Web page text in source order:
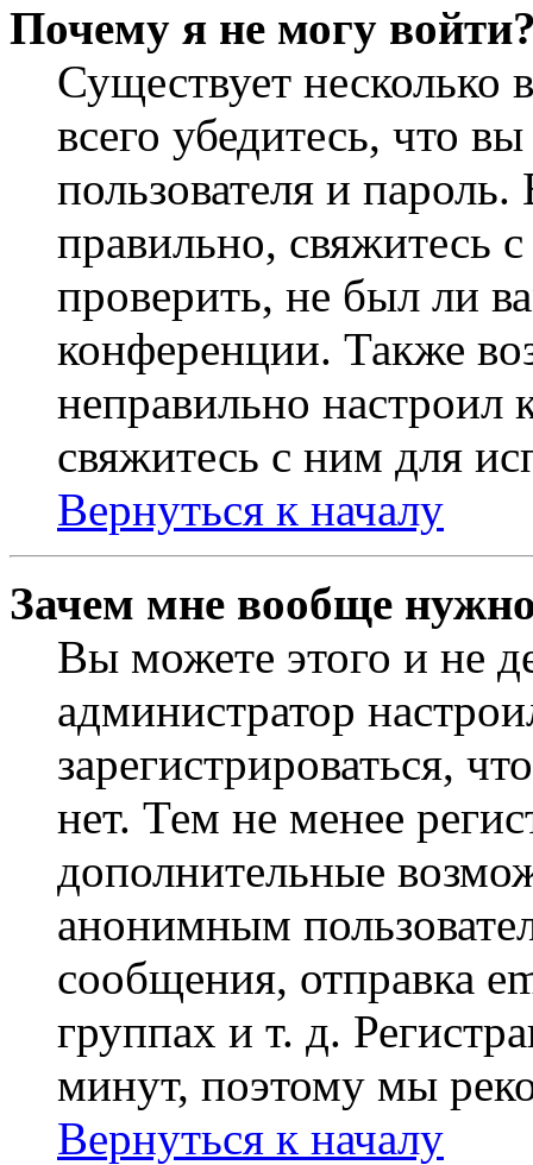
Почему я не могу
Существует
всего убедитесь, что
пользователя и
правильно, свяжитесь
проверить, не был ли
конференции. Также
неправильно
свяжитесь с ним для
Вернуться к началу
Зачем мне вообще
Вы можете этого и не
администратор
зарегистрироваться,
нет. Тем не менее
дополнительные
анонимным
сообщения, отправка
группах и т. д.
минут, поэтому мы
Вернуться к началу